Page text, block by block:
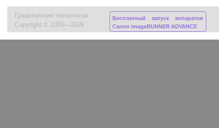
Графические технологии
Copyright © 2005—2026
Бесплатный запуск аппаратов
Canon imageRUNNER ADVANCE